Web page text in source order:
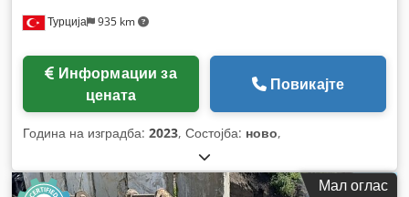
Турција 935 km
цената
Повикајте
Година на изградба: 2023, Состојба: ново,
Мал оглас